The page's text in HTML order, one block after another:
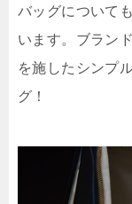
バッグについて
います。ブラン
を施したシンプ
グ！